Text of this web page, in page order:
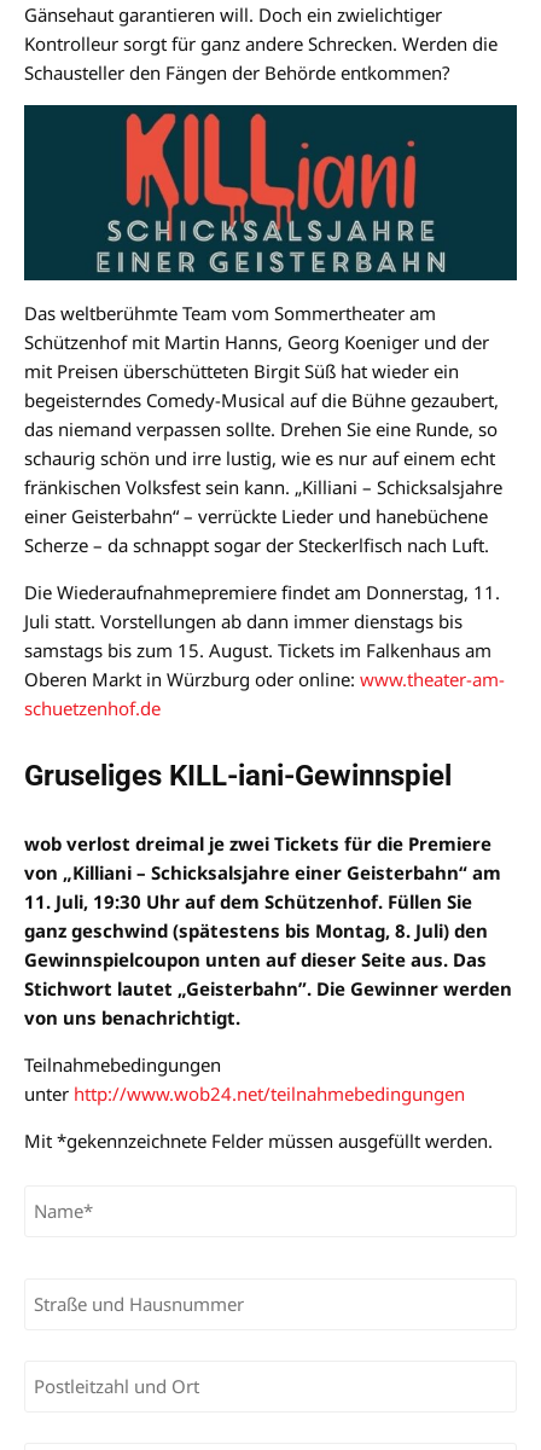
Gänsehaut garantieren will. Doch ein zwielichtiger
Kontrolleur sorgt für ganz andere Schrecken. Werden die
Schausteller den Fängen der Behörde entkommen?
Das weltberühmte Team vom Sommertheater am
Schützenhof mit Martin Hanns, Georg Koeniger und der
mit Preisen überschütteten Birgit Süß hat wieder ein
begeisterndes Comedy-Musical auf die Bühne gezaubert,
das niemand verpassen sollte. Drehen Sie eine Runde, so
schaurig schön und irre lustig, wie es nur auf einem echt
fränkischen Volksfest sein kann. „Killiani – Schicksalsjahre
einer Geisterbahn“ – verrückte Lieder und hanebüchene
Scherze – da schnappt sogar der Steckerlfisch nach Luft.
Die Wiederaufnahmepremiere findet am Donnerstag, 11.
Juli statt. Vorstellungen ab dann immer dienstags bis
samstags bis zum 15. August. Tickets im Falkenhaus am
Oberen Markt in Würzburg oder online: www.theater-am-
schuetzenhof.de
Gruseliges KILL-iani-Gewinnspiel
wob verlost dreimal je zwei Tickets für die Premiere
von „Killiani – Schicksalsjahre einer Geisterbahn“ am
11. Juli, 19:30 Uhr auf dem Schützenhof. Füllen Sie
ganz geschwind (spätestens bis Montag, 8. Juli) den
Gewinnspielcoupon unten auf dieser Seite aus. Das
Stichwort lautet „Geisterbahn”. Die Gewinner werden
von uns benachrichtigt.
Teilnahmebedingungen
unter http://www.wob24.net/teilnahmebedingungen
Mit *gekennzeichnete Felder müssen ausgefüllt werden.